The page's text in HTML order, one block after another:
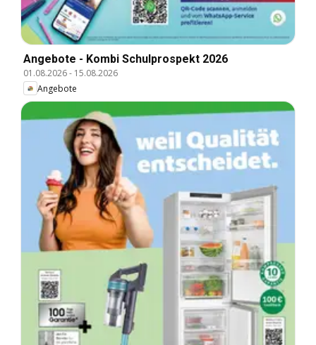
Angebote - Kombi Schulprospekt 2026
01.08.2026- 15.08.2026
Angebote